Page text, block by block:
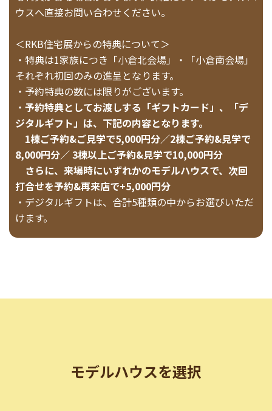
ウスへ直接お問い合わせください。
＜RKB住宅展からの特典について＞
・特典は1家族につき「小倉北会場」・「小倉南会場」
それぞれ初回のみの進呈となります。
・予約特典の数には限りがございます。
・ 予約特典としてお渡しする「ギフトカード」、「デ
ジタルギフト」は、下記の内容となります。
1棟ご予約&ご見学で5,000円分／2棟ご予約&見学で
8,000円分／ 3棟以上ご予約&見学で10,000円分
さらに、来場時にいずれかのモデルハウスで、次回
打合せを予約&再来店で+5,000円分
・デジタルギフトは、合計5種類の中からお選びいただ
けます。
モデルハウスを選択